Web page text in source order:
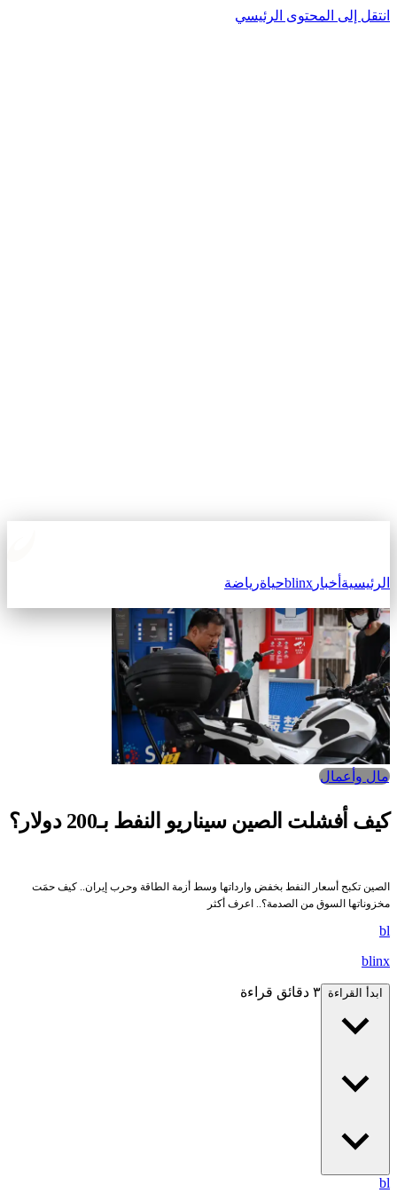
انتقل إلى المحتوى الرئيسي
الرئيسيةأخبارblinxحياةرياضة
مال وأعمال
كيف أفشلت الصين سيناريو النفط بـ200 دولار؟
الصين تكبح أسعار النفط بخفض وارداتها وسط أزمة الطاقة وحرب إيران.. كيف حمَت
مخزوناتها السوق من الصدمة؟.. اعرف أكثر
bl
blinx
ابدأ القراءة
bl